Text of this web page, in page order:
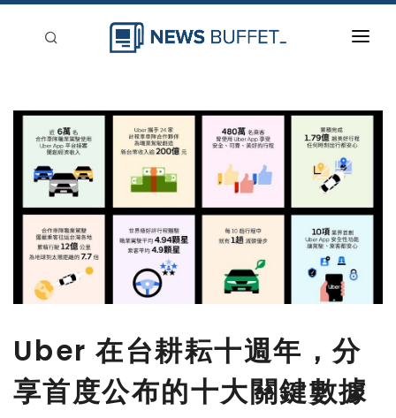
新聞稿分類
登入
刊登
Uber 在台耕耘十週年，分
享首度公布的十大關鍵數據